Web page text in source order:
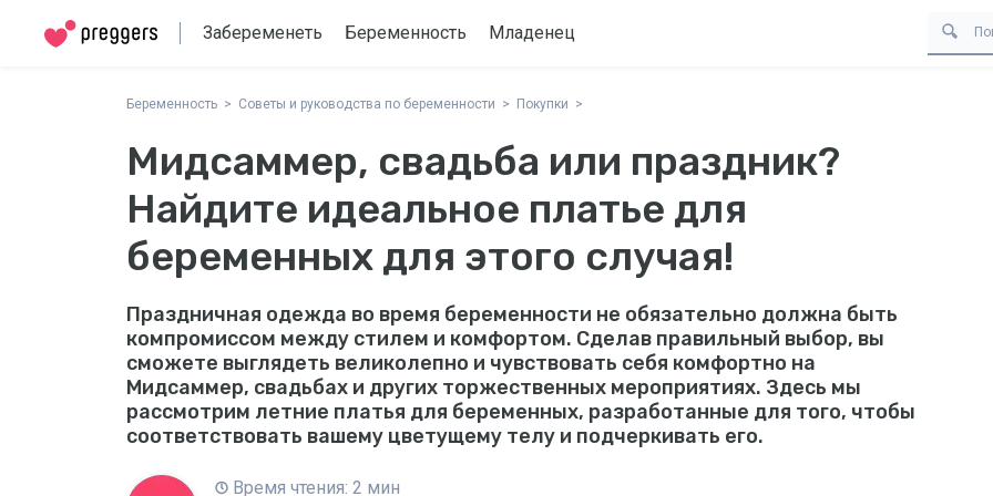
Забеременеть Беременность Младенец
Беременность Советы и руководства по беременности Покупки
Мидсаммер, свадьба или праздник?
Найдите идеальное платье для
беременных для этого случая!
Праздничная одежда во время беременности не обязательно должна быть
компромиссом между стилем и комфортом. Сделав правильный выбор, вы
сможете выглядеть великолепно и чувствовать себя комфортно на
Мидсаммер, свадьбах и других торжественных мероприятиях. Здесь мы
рассмотрим летние платья для беременных, разработанные для того, чтобы
соответствовать вашему цветущему телу и подчеркивать его.
Время чтения: 2 мин